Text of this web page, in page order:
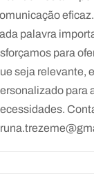
palavra
para
seja relevante,
para